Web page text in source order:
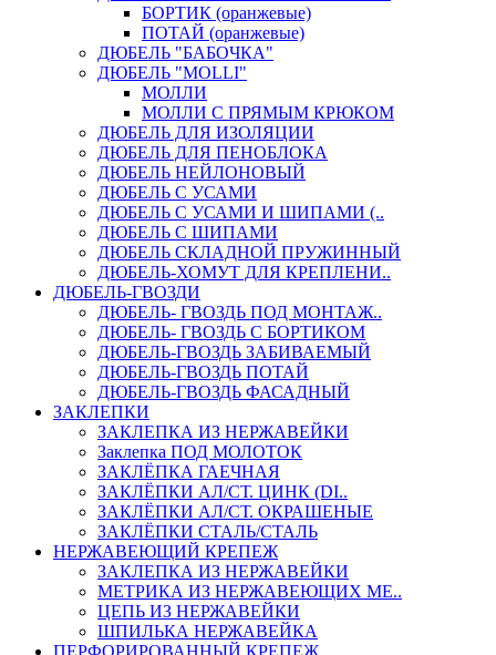
БОРТИК (оранжевые)
ПОТАЙ (оранжевые)
ДЮБЕЛЬ "БАБОЧКА"
ДЮБЕЛЬ "МOLLI"
МОЛЛИ
МОЛЛИ С ПРЯМЫМ КРЮКОМ
ДЮБЕЛЬ ДЛЯ ИЗОЛЯЦИИ
ДЮБЕЛЬ ДЛЯ ПЕНОБЛОКА
ДЮБЕЛЬ НЕЙЛОНОВЫЙ
ДЮБЕЛЬ С УСАМИ
ДЮБЕЛЬ С УСАМИ И ШИПАМИ (..
ДЮБЕЛЬ С ШИПАМИ
ДЮБЕЛЬ СКЛАДНОЙ ПРУЖИННЫЙ
ДЮБЕЛЬ-ХОМУТ ДЛЯ КРЕПЛЕНИ..
ДЮБЕЛЬ-ГВОЗДИ
ДЮБЕЛЬ- ГВОЗДЬ ПОД МОНТАЖ..
ДЮБЕЛЬ- ГВОЗДЬ С БОРТИКОМ
ДЮБЕЛЬ-ГВОЗДЬ ЗАБИВАЕМЫЙ
ДЮБЕЛЬ-ГВОЗДЬ ПОТАЙ
ДЮБЕЛЬ-ГВОЗДЬ ФАСАДНЫЙ
ЗАКЛЕПКИ
ЗАКЛЕПКА ИЗ НЕРЖАВЕЙКИ
Заклепка ПОД МОЛОТОК
ЗАКЛЁПКА ГАЕЧНАЯ
ЗАКЛЁПКИ АЛ/СТ. ЦИНК (DI..
ЗАКЛЁПКИ АЛ/СТ. ОКРАШЕНЫЕ
ЗАКЛЁПКИ СТАЛЬ/СТАЛЬ
НЕРЖАВЕЮЩИЙ КРЕПЕЖ
ЗАКЛЕПКА ИЗ НЕРЖАВЕЙКИ
МЕТРИКА ИЗ НЕРЖАВЕЮЩИХ МЕ..
ЦЕПЬ ИЗ НЕРЖАВЕЙКИ
ШПИЛЬКА НЕРЖАВЕЙКА
ПЕРФОРИРОВАННЫЙ КРЕПЕЖ